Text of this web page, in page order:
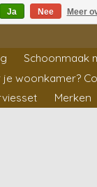
Schoonmaak
woonkamer?
Merken
Ja Nee Meer